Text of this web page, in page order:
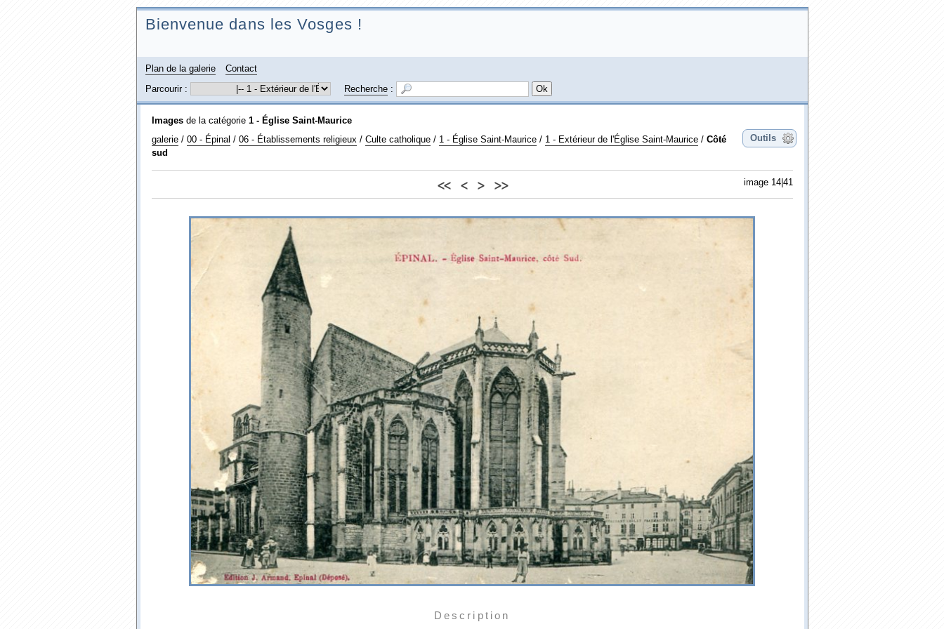
Bienvenue dans les Vosges !
Plan de la galerie
Contact
Parcourir :
Recherche:
Imagesde la catégorie 1 - Église Saint-Maurice
Outils
galerie/ 00 - Épinal / 06 - Établissements religieux/ Culte catholique/ 1 - Église Saint-Maurice/ 1 - Extérieur de l'Église Saint-Maurice/ Côté
sud
image 14|41
<< < > >>
Description